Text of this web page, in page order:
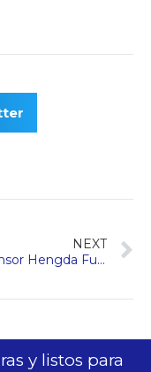
NEXT
El ascensor Hengda Fuji muestra innovación en la Expo Vietnam 2024
y listos para